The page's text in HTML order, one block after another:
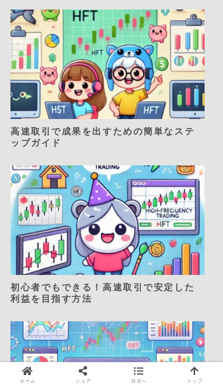
高速取引で成果を出すための簡単なステ
ップガイド
初心者でもできる！高速取引で安定した
利益を目指す方法
ホーム シェア 目次へ トップ